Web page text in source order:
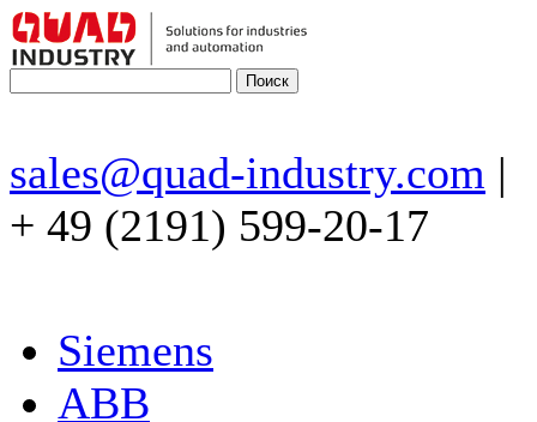
sales@quad-industry.com |
+ 49 (2191) 599-20-17
Siemens
ABB